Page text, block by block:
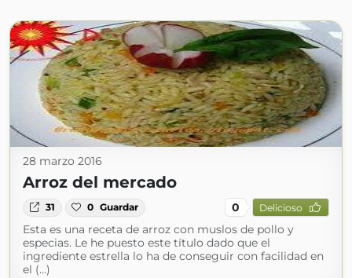
28 marzo 2016
Arroz del mercado
31 0 Guardar 0 Delicioso
Esta es una receta de arroz con muslos de pollo y
especias. Le he puesto este título dado que el
ingrediente estrella lo ha de conseguir con facilidad en
el (...)